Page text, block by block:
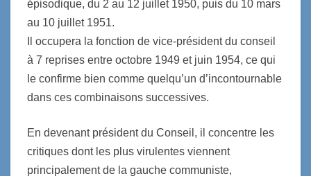
épisodique, du 2 au 12 juillet 1950, puis du 10 mars
au 10 juillet 1951.
Il occupera la fonction de vice-président du conseil
à 7 reprises entre octobre 1949 et juin 1954, ce qui
le confirme bien comme quelqu’un d’incontournable
dans ces combinaisons successives.
En devenant président du Conseil, il concentre les
critiques dont les plus virulentes viennent
principalement de la gauche communiste,